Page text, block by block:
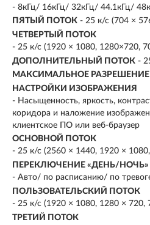
- 8кГц/ 16кГц/ 32кГц/ 44.1кГц/
ПЯТЫЙ ПОТОК - 25 к/с (704 ×
ЧЕТВЕРТЫЙ ПОТОК
- 25 к/с (1920 × 1080, 1280×720,
ДОПОЛНИТЕЛЬНЫЙ ПОТОК -
МАКСИМАЛЬНОЕ РАЗРЕШЕНИЕ
НАСТРОЙКИ ИЗОБРАЖЕНИЯ
- Насыщенность, яркость,
коридора и наложение
клиентское ПО или веб-браузер
ОСНОВНОЙ ПОТОК
- 25 к/с (2560 × 1440, 1920 ×
ПЕРЕКЛЮЧЕНИЕ «ДЕНЬ/НОЧЬ»
- Авто/ по расписанию/ по
ПОЛЬЗОВАТЕЛЬСКИЙ ПОТОК
- 25 к/с (1920 × 1080, 1280 × 720,
ТРЕТИЙ ПОТОК